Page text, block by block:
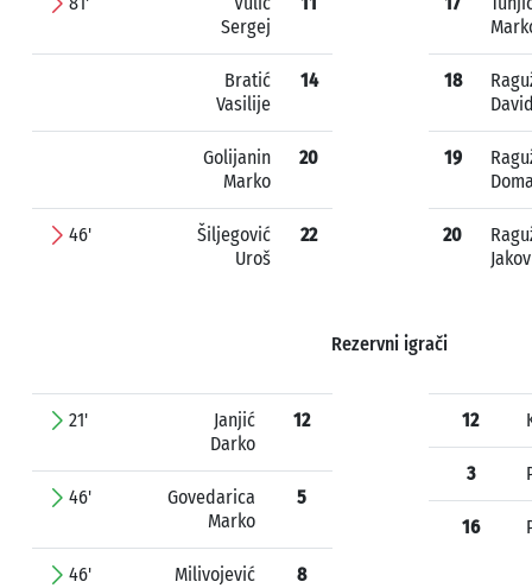
Sergej
Bratić
Vasilije
14
Golijanin
Marko
20
46'
Šiljegović
Uroš
22
18
19
20
Jakov
Rezervni igrači
21'
Janjić
Darko
12
46'
Govedarica
Marko
5
46'
Milivojević
8
12
3
16